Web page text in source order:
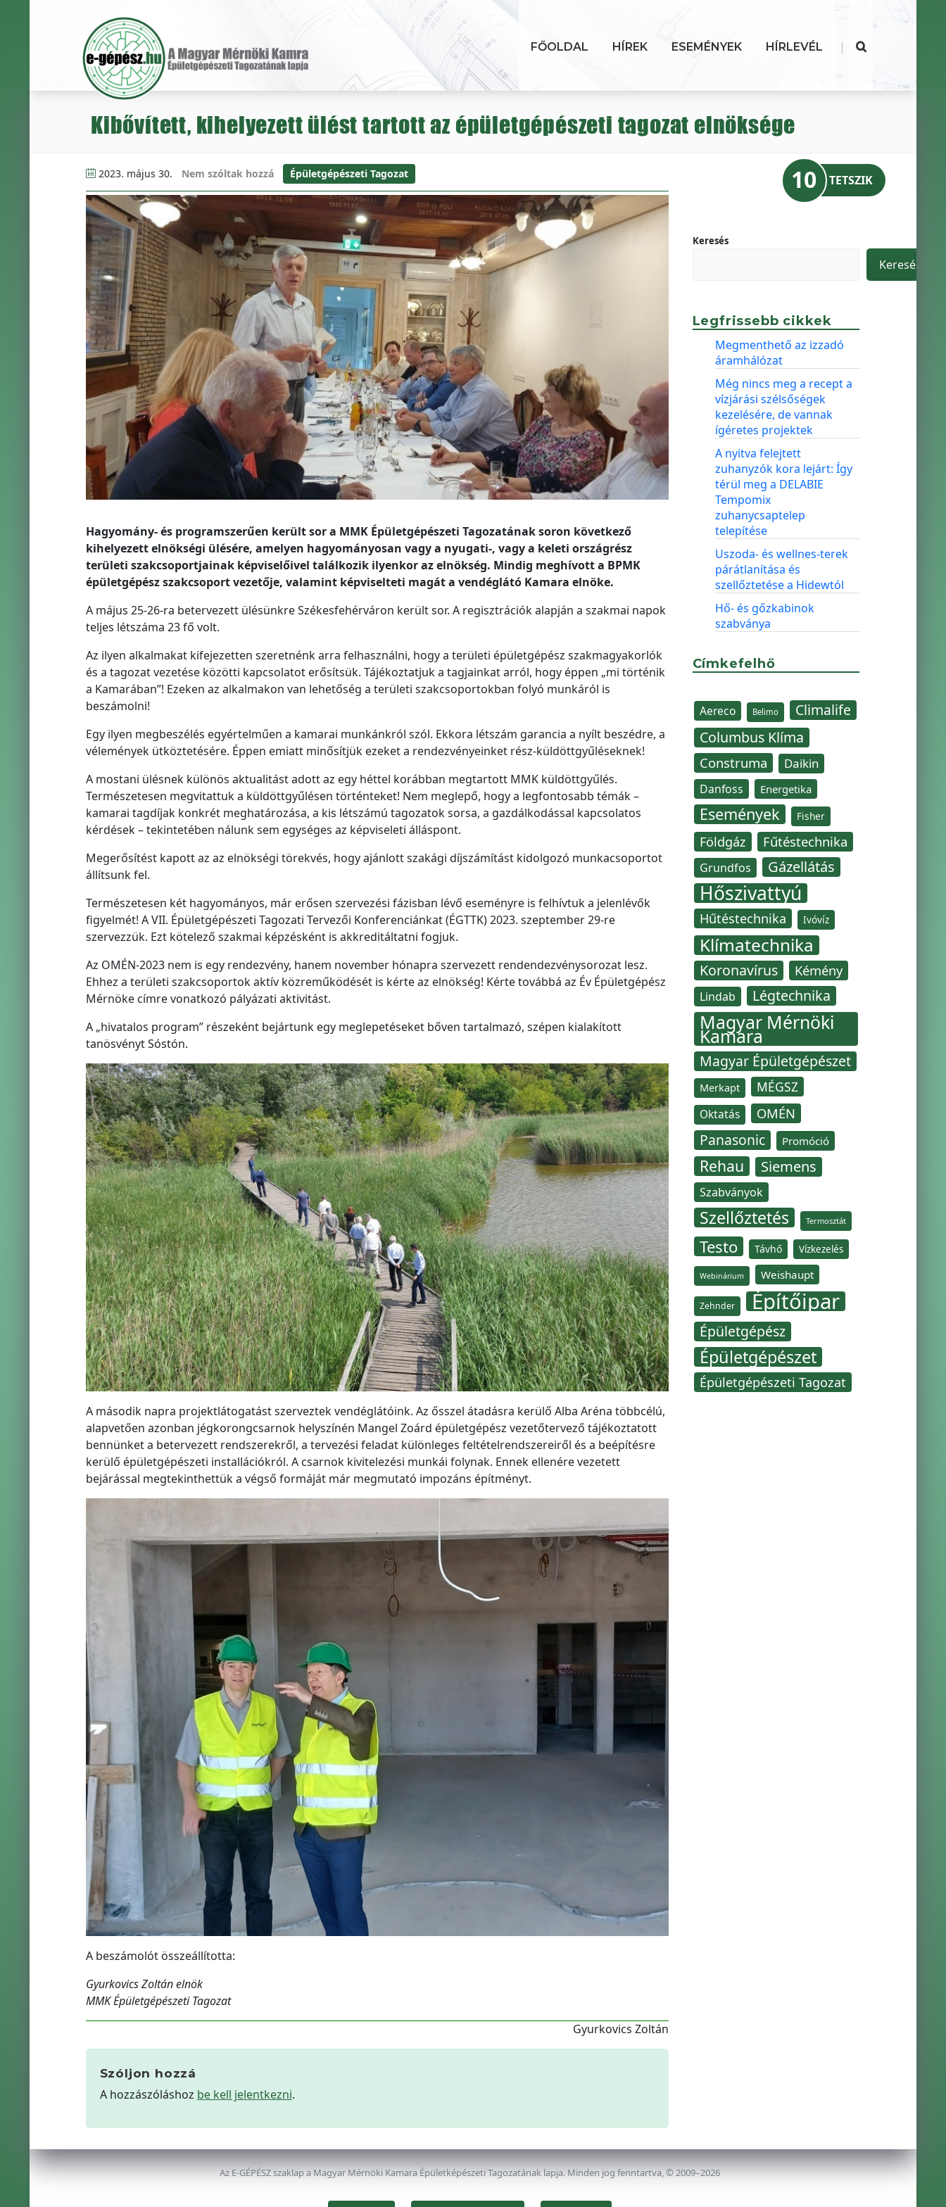
FŐOLDAL HÍREK ESEMÉNYEK HÍRLEVÉL |
Kibővített, kihelyezett ülést tartott az épületgépészeti tagozat elnöksége
2023. május 30. Nem szóltak hozzá Épületgépészeti Tagozat
Hagyomány- és programszerűen került sor a MMK Épületgépészeti Tagozatának soron következő
kihelyezett elnökségi ülésére, amelyen hagyományosan vagy a nyugati-, vagy a keleti országrész
területi szakcsoportjainak képviselőivel találkozik ilyenkor az elnökség. Mindig meghívott a BPMK
épületgépész szakcsoport vezetője, valamint képviselteti magát a vendéglátó Kamara elnöke.
A május 25-26-ra betervezett ülésünkre Székesfehérváron került sor. A regisztrációk alapján a szakmai napok
teljes létszáma 23 fő volt.
Az ilyen alkalmakat kifejezetten szeretnénk arra felhasználni, hogy a területi épületgépész szakmagyakorlók
és a tagozat vezetése közötti kapcsolatot erősítsük. Tájékoztatjuk a tagjainkat arról, hogy éppen „mi történik
a Kamarában”! Ezeken az alkalmakon van lehetőség a területi szakcsoportokban folyó munkáról is
beszámolni!
Egy ilyen megbeszélés egyértelműen a kamarai munkánkról szól. Ekkora létszám garancia a nyílt beszédre, a
vélemények ütköztetésére. Éppen emiatt minősítjük ezeket a rendezvényeinket rész-küldöttgyűléseknek!
A mostani ülésnek különös aktualitást adott az egy héttel korábban megtartott MMK küldöttgyűlés.
Természetesen megvitattuk a küldöttgyűlésen történteket! Nem meglepő, hogy a legfontosabb témák –
kamarai tagdíjak konkrét meghatározása, a kis létszámú tagozatok sorsa, a gazdálkodással kapcsolatos
kérdések – tekintetében nálunk sem egységes az képviseleti álláspont.
Megerősítést kapott az az elnökségi törekvés, hogy ajánlott szakági díjszámítást kidolgozó munkacsoportot
állítsunk fel.
Természetesen két hagyományos, már erősen szervezési fázisban lévő eseményre is felhívtuk a jelenlévők
figyelmét! A VII. Épületgépészeti Tagozati Tervezői Konferenciánkat (ÉGTTK) 2023. szeptember 29-re
szervezzük. Ezt kötelező szakmai képzésként is akkreditáltatni fogjuk.
Az OMÉN-2023 nem is egy rendezvény, hanem november hónapra szervezett rendendezvénysorozat lesz.
Ehhez a területi szakcsoportok aktív közreműködését is kérte az elnökség! Kérte továbbá az Év Épületgépész
Mérnöke címre vonatkozó pályázati aktivitást.
A „hivatalos program” részeként bejártunk egy meglepetéseket bőven tartalmazó, szépen kialakított
tanösvényt Sóstón.
A második napra projektlátogatást szerveztek vendéglátóink. Az ősszel átadásra kerülő Alba Aréna többcélú,
alapvetően azonban jégkorongcsarnok helyszínén Mangel Zoárd épületgépész vezetőtervező tájékoztatott
bennünket a betervezett rendszerekről, a tervezési feladat különleges feltételrendszereiről és a beépítésre
kerülő épületgépészeti installációkról. A csarnok kivitelezési munkái folynak. Ennek ellenére vezetett
bejárással megtekinthettük a végső formáját már megmutató impozáns építményt.
A beszámolót összeállította:
Gyurkovics Zoltán elnök
MMK Épületgépészeti Tagozat
Gyurkovics Zoltán
Szóljon hozzá
A hozzászóláshoz be kell jelentkezni.
10 TETSZIK
Keresés
Keresés
Legfrissebb cikkek
Megmenthető az izzadó
áramhálózat
Még nincs meg a recept a
vízjárási szélsőségek
kezelésére, de vannak
ígéretes projektek
A nyitva felejtett
zuhanyzók kora lejárt: Így
térül meg a DELABIE
Tempomix
zuhanycsaptelep
telepítése
Uszoda- és wellnes-terek
párátlanítása és
szellőztetése a Hidewtól
Hő- és gőzkabinok
szabványa
Címkefelhő
Aereco Belimo
Climalife
Columbus Klíma
Construma Daikin
Danfoss Energetika
Események Fisher
Földgáz Fűtéstechnika
Grundfos Gázellátás
Hőszivattyú
Hűtéstechnika Ivóvíz
Klímatechnika
Koronavírus Kémény
Lindab Légtechnika
Magyar Mérnöki
Kamara
Magyar Épületgépészet
Merkapt MÉGSZ
Oktatás OMÉN
Panasonic Promóció
Rehau Siemens
Szabványok
Szellőztetés Termosztát
Testo Távhő Vízkezelés
Webinárium Weishaupt
Zehnder Építőipar
Épületgépész
Épületgépészet
Épületgépészeti Tagozat
Az E-GÉPÉSZ szaklap a Magyar Mérnöki Kamara Épületképészeti Tagozatának lapja. Minden jog fenntartva, © 2009–2026